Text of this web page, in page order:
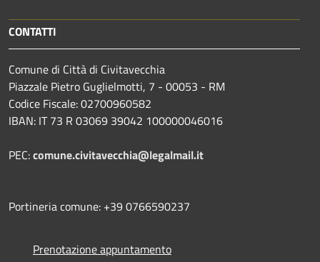
CONTATTI
Comune di Città di Civitavecchia
Piazzale Pietro Guglielmotti, 7 - 00053 - RM
Codice Fiscale: 02700960582
IBAN: IT 73 R 03069 39042 100000046016
PEC:comune.civitavecchia@legalmail.it
Portineria comune: +39 0766590237
Prenotazione appuntamento